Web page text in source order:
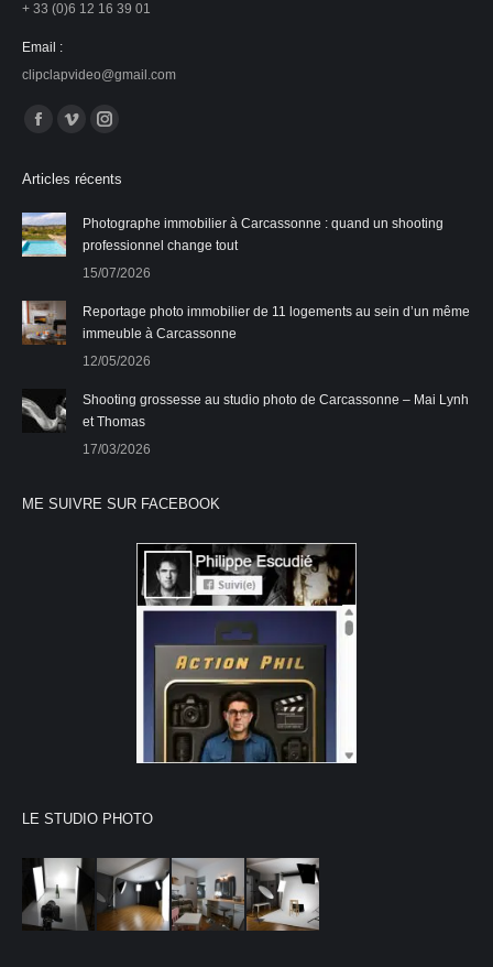
+ 33 (0)6 12 16 39 01
Email :
clipclapvideo@gmail.com
Trouvez nous sur :
Facebook
s'ouvre
dans
nouvelle
fenêtre
La
Vimeo
s'ouvre
dans
une
nouvelle
fenêtre
La
Instagram
s'ouvre
dans
une
nouvelle
fenêtre
Articles récents
Photographe immobilier à Carcassonne : quand un shooting
professionnel change tout
15/07/2026
Reportage photo immobilier de 11 logements au sein d’un même
immeuble à Carcassonne
12/05/2026
Shooting grossesse au studio photo de Carcassonne – Mai Lynh
et Thomas
17/03/2026
ME SUIVRE SUR FACEBOOK
LE STUDIO PHOTO